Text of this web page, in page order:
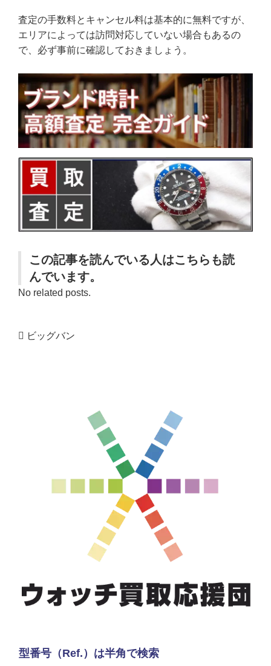
査定の手数料とキャンセル料は基本的に無料ですが、
エリアによっては訪問対応していない場合もあるの
で、必ず事前に確認しておきましょう。
この記事を読んでいる人はこちらも読
んでいます。
No related posts.
ビッグバン
型番号（Ref.）は半角で検索